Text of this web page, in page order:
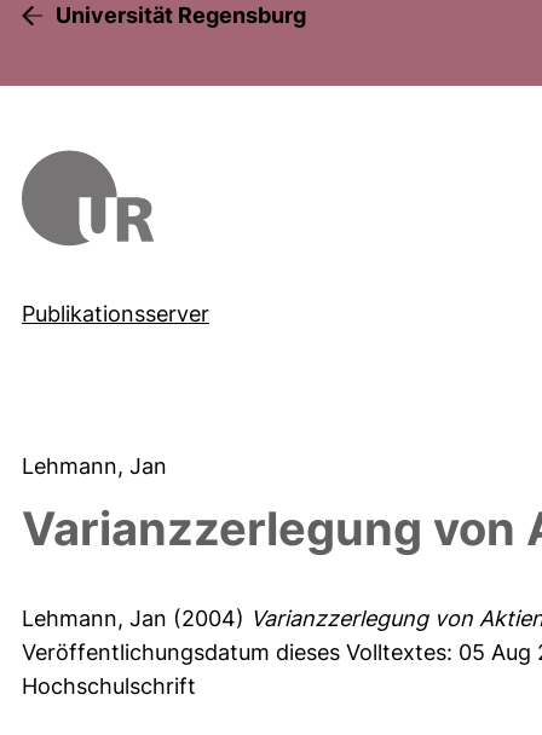
Universität Regensburg
Publikationsserver
Lehmann, Jan
Varianzzerlegung von
Lehmann, Jan (2004) Varianzzerlegung von
Veröffentlichungsdatum dieses Volltextes: 05 Aug
Hochschulschrift